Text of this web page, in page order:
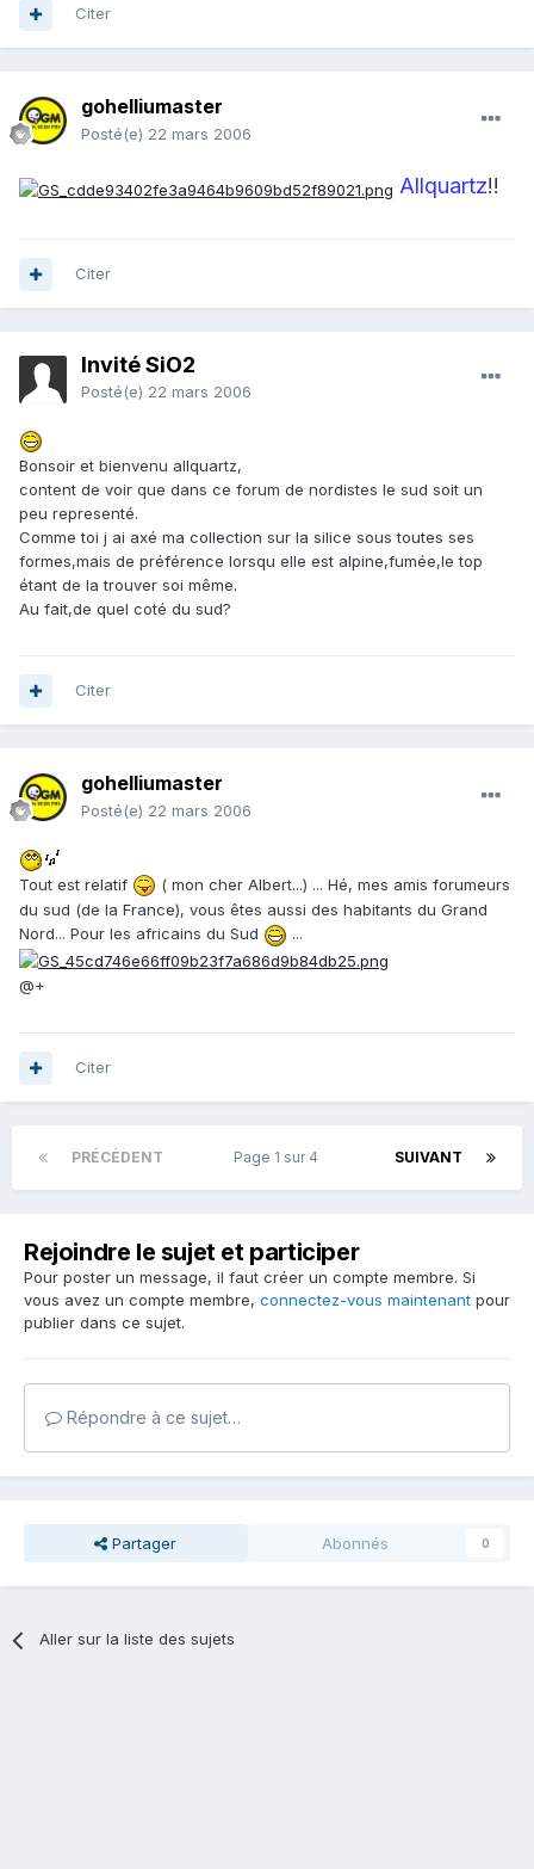
Citer
gohelliumaster
Posté(e) 22 mars 2006
Allquartz!!
Citer
Invité SiO2
Posté(e) 22 mars 2006
Bonsoir et bienvenu allquartz,
content de voir que dans ce forum de nordistes le sud soit un
peu representé.
Comme toi j ai axé ma collection sur la silice sous toutes ses
formes,mais de préférence lorsqu elle est alpine,fumée,le top
étant de la trouver soi même.
Au fait,de quel coté du sud?
Citer
gohelliumaster
Posté(e) 22 mars 2006
Tout est relatif
( mon cher Albert...) ... Hé, mes amis forumeurs
du sud (de la France), vous êtes aussi des habitants du Grand
Nord... Pour les africains du Sud
...
@+
Citer
PRÉCÉDENT SUIVANT
Page 1 sur 4
Rejoindre le sujet et participer
Pour poster un message, il faut créer un compte membre. Si
vous avez un compte membre, connectez-vous maintenant pour
publier dans ce sujet.
Répondre à ce sujet…
Partager Abonnés 0
Aller sur la liste des sujets